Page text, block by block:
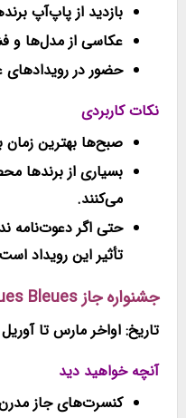
بازدید از پاپ‌آپ
عکاسی از مدل‌ها و
حضور در
نکات کاربردی
صبح‌ها بهترین
بسیاری از برندها
می‌کنند.
حتی اگر دعوت‌نامه
تأثیر این رویداد
جشنواره جاز Banlieues Bleues
تاریخ: اواخر مارس تا
آنچه خواهید دید
کنسرت‌های جاز